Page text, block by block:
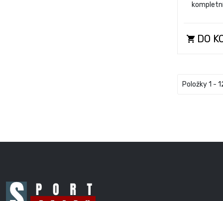
DO
Položky 1 -